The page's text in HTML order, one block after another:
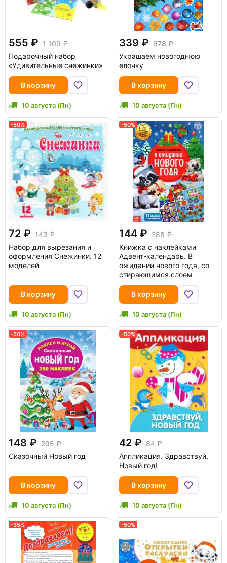
555
1 109
Подарочный набор
«Удивительные снежинки»
В корзину
10 августа (Пн)
339
678
Украшаем новогоднюю
елочку
В корзину
10 августа (Пн)
-50%
72
143
Набор для вырезания и
оформления Снежинки. 12
моделей
В корзину
10 августа (Пн)
-50%
144
288
Книжка с наклейками
Адвент-календарь. В
ожидании нового года, со
стирающимся слоем
В корзину
10 августа (Пн)
-50%
148
295
Сказочный Новый год
В корзину
10 августа (Пн)
-50%
42
84
Аппликация. Здравствуй,
Новый год!
В корзину
10 августа (Пн)
-35% -50%